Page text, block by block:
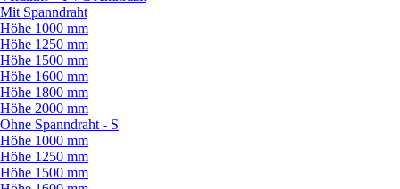
Mit Spanndraht
Höhe 1000 mm
Höhe 1250 mm
Höhe 1500 mm
Höhe 1600 mm
Höhe 1800 mm
Höhe 2000 mm
Ohne Spanndraht - S
Höhe 1000 mm
Höhe 1250 mm
Höhe 1500 mm